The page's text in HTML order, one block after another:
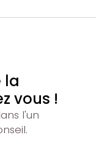
la
vous !
l'un